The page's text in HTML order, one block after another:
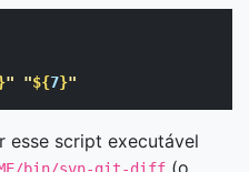
" "${7}"
esse script executável
(o